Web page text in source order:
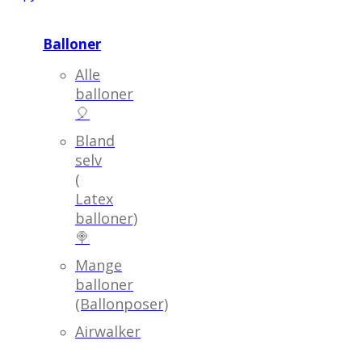
Balloner
Alle
balloner
🎈
Bland
selv
(
Latex
balloner)
🍭
Mange
balloner
(Ballonposer)
Airwalker